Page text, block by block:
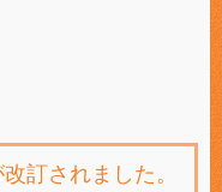
訂されました。